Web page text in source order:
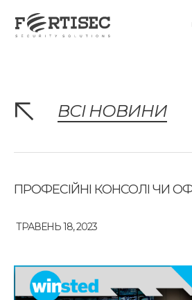
ВСІ НОВИНИ
ПРОФЕСІЙНІ КОНСОЛІ ЧИ
ТРАВЕНЬ 18, 2023